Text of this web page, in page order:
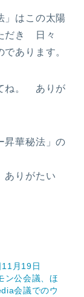
はこの太陽
ただき 日々
あります。
ね。 ありが
華秘法」の
りがたい
11月19日
ン公会議、ほ
会議でのウ